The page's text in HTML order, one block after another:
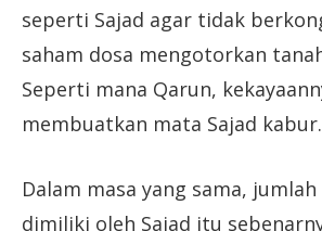
seperti Sajad agar tidak
saham dosa mengotorkan
Seperti mana Qarun,
membuatkan mata Sajad kabur.
Dalam masa yang sama,
dimiliki oleh Sajad itu